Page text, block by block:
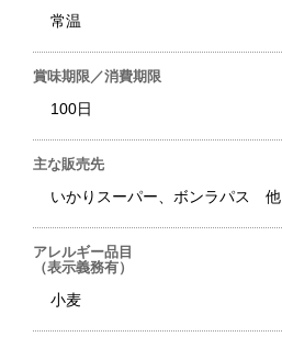
常温
賞味期限／消費期限
100日
主な販売先
いかりスーパー、ボンラパス 他
アレルギー品目
（表示義務有）
小麦